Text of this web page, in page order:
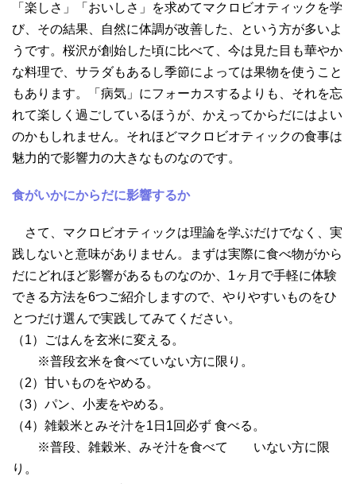
「楽しさ」「おいしさ」を求めてマクロビオティックを学
び、その結果、自然に体調が改善した、という方が多いよ
うです。桜沢が創始した頃に比べて、今は見た目も華やか
な料理で、サラダもあるし季節によっては果物を使うこと
もあります。「病気」にフォーカスするよりも、それを忘
れて楽しく過ごしているほうが、かえってからだにはよい
のかもしれません。それほどマクロビオティックの食事は
魅力的で影響力の大きなものなのです。
食がいかにからだに影響するか
さて、マクロビオティックは理論を学ぶだけでなく、実
践しないと意味がありません。まずは実際に食べ物がから
だにどれほど影響があるものなのか、1ヶ月で手軽に体験
できる方法を6つご紹介しますので、やりやすいものをひ
とつだけ選んで実践してみてください。
（1）ごはんを玄米に変える。
※普段玄米を食べていない方に限り。
（2）甘いものをやめる。
（3）パン、小麦をやめる。
（4）雑穀米とみそ汁を1日1回必ず 食べる。
※普段、雑穀米、みそ汁を食べて いない方に限
り。